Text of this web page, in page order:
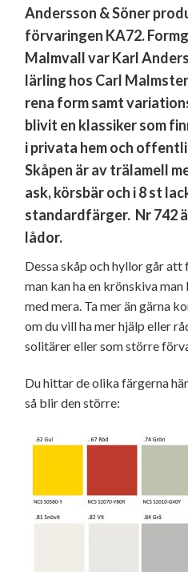
Andersson & Söner
förvaringen KA72.
Malmvall var Karl
lärling hos Carl
rena form samt
blivit en klassiker som
i privata hem och
Skåpen är av trälamell
ask, körsbär och i 8 st
standardfärger. Nr 742
lådor.
Dessa skåp och hyllor går att
man kan ha en krönskiva
med mera. Ta mer än gärna
om du vill ha mer hjälp eller
solitärer eller som större
Du hittar de olika färgerna
så blir den större: